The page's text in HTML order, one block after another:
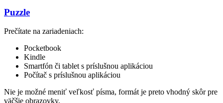
Puzzle
Prečítate na zariadeniach:
Pocketbook
Kindle
Smartfón či tablet s príslušnou aplikáciou
Počítač s príslušnou aplikáciou
Nie je možné meniť veľkosť písma, formát je preto vhodný skôr pre
väčšie obrazovky.